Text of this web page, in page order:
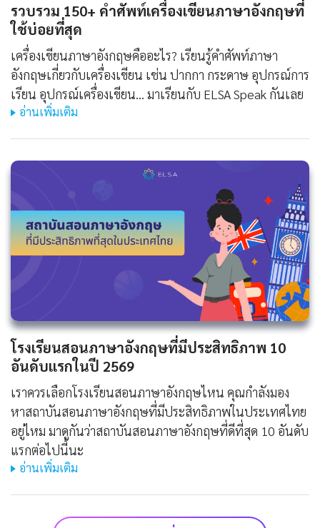
รวบรวม 150+ คำศัพท์เครื่องเขียนภาษาอังกฤษที่
ใช้บ่อยที่สุด
เครื่องเขียนภาษาอังกฤษคืออะไร? เรียนรู้คำศัพท์ภาษา
อังกฤษเกี่ยวกับเครื่องเขียน เช่น ปากกา กระดาษ อุปกรณ์การ
เรียน อุปกรณ์เครื่องเขียน... มาเรียนกับ ELSA Speak กันเลย
อ่านเพิ่มเติม
โรงเรียนสอนภาษาอังกฤษที่มีประสิทธิภาพ 10
อันดับแรกในปี 2569
เราควรเลือกโรงเรียนสอนภาษาอังกฤษไหน คุณกำลังมอง
หาสถาบันสอนภาษาอังกฤษที่มีประสิทธิภาพในประเทศไทย
อยู่ไหม มาดูกันว่าสถาบันสอนภาษาอังกฤษที่ดีที่สุด 10 อันดับ
แรกต่อไปนี้นะ
อ่านเพิ่มเติม